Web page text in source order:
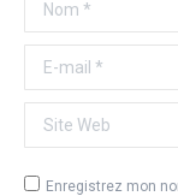
E-mail *
Site Web
Enregistrez mon